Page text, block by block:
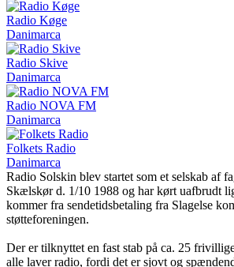
Radio Køge
Danimarca
Radio Skive
Danimarca
Radio NOVA FM
Danimarca
Folkets Radio
Danimarca
Radio Solskin blev startet som et selskab af
Skælskør d. 1/10 1988 og har kørt uafbrudt
kommer fra sendetidsbetaling fra Slagelse
støtteforeningen.
Der er tilknyttet en fast stab på ca. 25
alle laver radio, fordi det er sjovt og